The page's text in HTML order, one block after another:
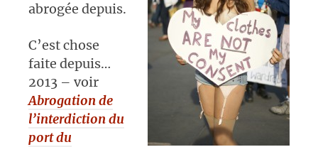
abrogée depuis.
C’est chose
faite depuis…
2013 – voir
Abrogation de
l’interdiction du
port du